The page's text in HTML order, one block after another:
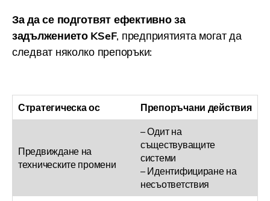
За да се подготвят ефективно за
задължението KSeF, предприятията могат да
следват няколко препоръки:
Стратегическа ос Препоръчани действия
Предвиждане на
техническите промени
– Одит на
съществуващите
системи
– Идентифициране на
несъответствия